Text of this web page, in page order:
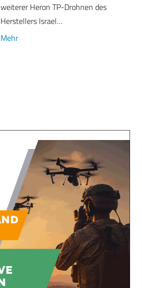
weiterer Heron TP-Drohnen des
Herstellers Israel…
Mehr